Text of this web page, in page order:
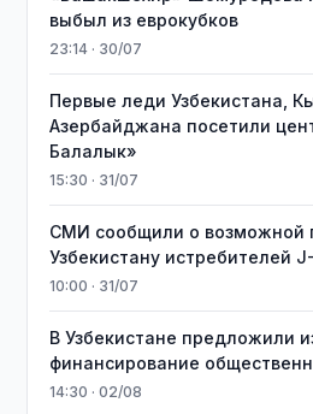
выбыл из еврокубков
23:14 · 30/07
Первые леди Узбекистана,
Азербайджана посетили
Балалык»
15:30 · 31/07
СМИ сообщили о возможной
Узбекистану истребителей
10:00 · 31/07
В Узбекистане предложили
финансирование
14:30 · 02/08